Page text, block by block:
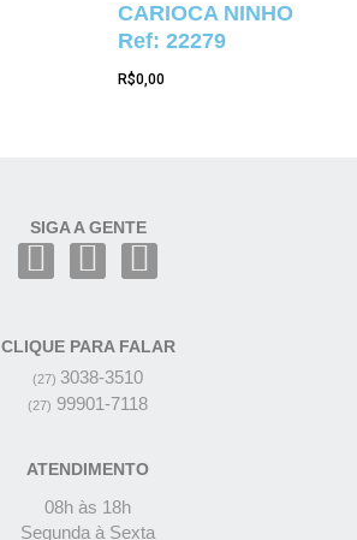
CARIOCA NINHO
Ref: 22279
R$0,00
SIGA A GENTE
CLIQUE PARA FALAR
(27) 3038-3510
(27) 99901-7118
ATENDIMENTO
08h às 18h
Segunda à Sexta